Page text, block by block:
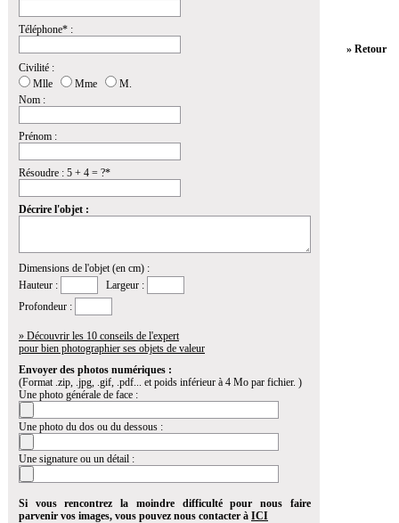
Téléphone* :
Civilité :
Mlle
Mme
M.
Nom :
Prénom :
Résoudre : 5 + 4 = ?*
Décrire l'objet :
Dimensions de l'objet (en cm) :
Hauteur :
Largeur :
Profondeur :
» Découvrir les 10 conseils de l'expert
pour bien photographier ses objets de valeur
Envoyer des photos numériques :
(Format .zip, .jpg, .gif, .pdf... et poids inférieur à 4 Mo par fichier. )
Une photo générale de face :
Une photo du dos ou du dessous :
Une signature ou un détail :
Si vous rencontrez la moindre difficulté pour nous faire
parvenir vos images, vous pouvez nous contacter à ICI
» Retour